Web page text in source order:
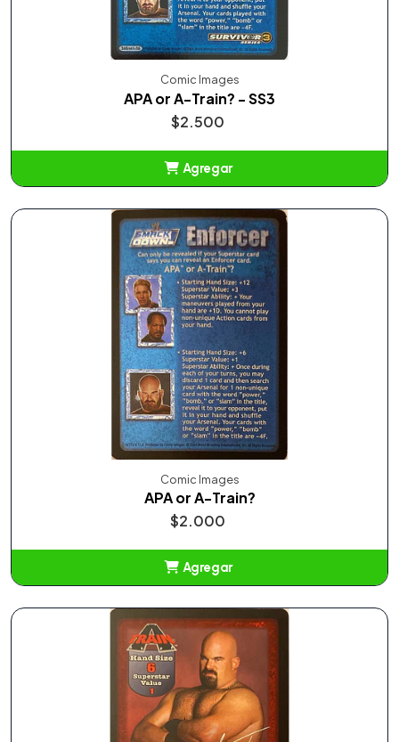
Comic Images
APA or A-Train? - SS3
$2.500
Agregar
Comic Images
APA or A-Train?
$2.000
Agregar